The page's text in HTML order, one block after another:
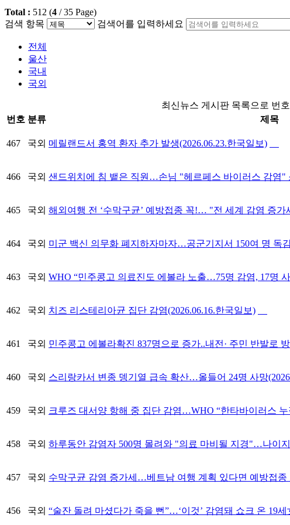
Total : 512 (4 /35 Page)
검색 항목
검색어를 입력하세요
전체
울산
국내
국외
최신뉴스 게시판 목록으로 번
번호 분류 제목
467 국외 메릴랜드서 홍역 환자 추가 발생(2026.06.23.한국일보)
466 국외 샌드위치에 침 뱉은 직원…손님 "헤르페스 바이러스 감염"
465 국외 해외여행 전 ‘수막구균’ 예방접종 꼭!… "전 세계 감염 증가
464 국외 미군 백신 의무화 폐지하자마자…공군기지서 150여 명 독
463 국외 WHO “민주콩고 의료진도 에볼라 노출…75명 감염, 17명
462 국외 치즈 리스테리아균 집단 감염(2026.06.16.한국일보)
461 국외 민주콩고 에볼라확진 837명으로 증가..내전· 주민 반발로
460 국외 스리랑카서 변종 뎅기열 급속 확산…올들어 24명 사망
459 국외 크루즈 대서양 항해 중 집단 감염…WHO “한타바이러스 누
458 국외 하루동안 감염자 500명 몰려와 "의료 마비될 지경"…나이
457 국외 수막구균 감염 증가세…베트남 여행 계획 있다면 예방접종
456 국외 “술잔 돌려 마셨다가 죽을 뻔”…‘이것’ 감염돼 쇼크 온 19세